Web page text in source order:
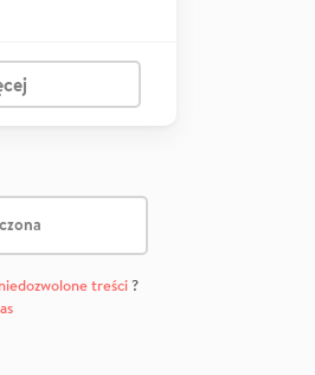
niedozwolone treści?